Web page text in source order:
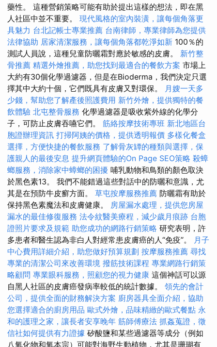
藥性。 這種營銷策略可能有助於提出這樣的想法，即在黑
人社區中並不重要。 現代風格的室內裝潢，讓每個角落更
具魅力 台北記帳士專業推薦 台南律師，專業律師為您提供
法律協助 居家清潔服務，讓每個角落都乾淨如新 100％的
測試人員說，這種兒童防曬霜對應於敏感的皮膚。 新竹整
骨推薦 精選外燴推薦，助您找到最適合的餐飲方案 市場上
大約有30個化學過濾器，但是在Bioderma，我們決定只選
擇其中大約十個，它們既具有皮膚又對環保。
月嫂一天多
少錢，幫助您了解產後照護費用 新竹外燴，提供獨特的餐
飲體驗 北屯整骨服務 化學過濾器是吸收紫外線的化學分
子，可防止皮膚吞嚥它們。 筋絡按摩技術專班 新北地區台
胞證辦理資訊 打掃阿姨的價格，提供透明報價 多樣化餐盒
選擇，方便快捷的餐飲服務 了解骨灰罈的種類與選擇，保
護親人的最後安息 提升網頁體驗的On Page SEO策略 殺蟑
螂服務，消除家中蟑螂的困擾 哺乳動物和鳥類的顏色取決
於黑色素13。 我們不能錯過這些對話中的防曬和意識，尤
其是在預防牛皮癬方面。 草屯按摩服務推薦 防曬霜有助於
保持黑色素魔法和皮膚健康。 房屋漏水處理，提供您房屋
漏水的最佳修復服務 法令紋醫美療程，減少歲月痕跡 台胞
證照片要求及規範 助您成功的網路行銷策略 研究表明，許
多患者和醫生認為非白人對經常患皮膚癌的人“免疫”。
月子
中心費用詳細介紹，助您做好預算規劃 按摩服務推薦 尋找
專業的清潔公司來改善環境 撥筋技術課程 專業網路行銷策
略顧問 專業眼科服務，照顧您的視力健康 這個神話可以源
自黑人社區的皮膚癌發病率較低的統計數據。 領先的會計
公司，提供全面的財務解決方案 廚房器具全面介紹，協助
您選擇適合的廚房用品 歐式外燴，品味精緻的歐式餐點 永
和的護理之家，讓長者安享晚年 筋師傅療法 抓姦蒐證，徵
信社如何提供有力證據 矽酸鹽和某些過濾器等成分（例如
八氧化物和氧本宗）可能對海野生動植物，尤其是珊瑚有